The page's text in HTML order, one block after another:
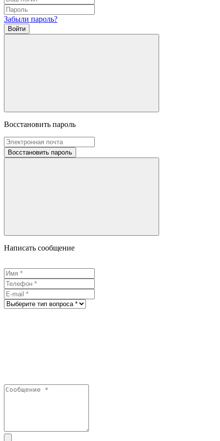
Забыли пароль?
Войти
Восстановить пароль
Восстановить пароль
Написать сообщение